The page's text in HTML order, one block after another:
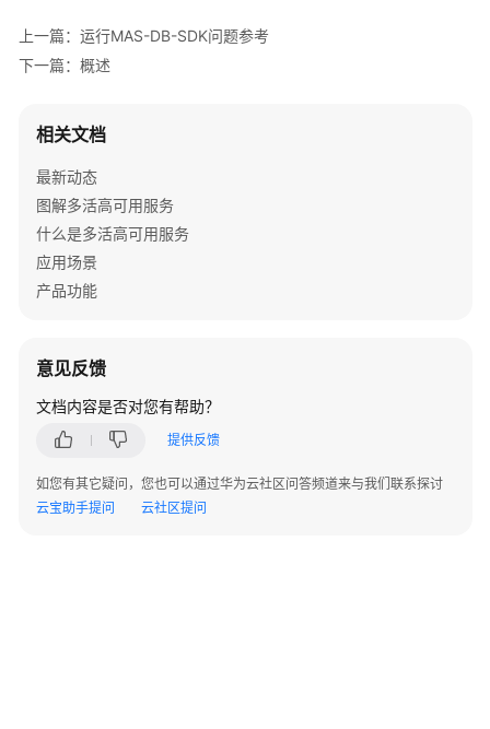
门
用
指
最
佳
践
指
南
MAS-
SDK
使
上一篇：运行MAS-DB-SDK问题参考
下一篇：概述
相关文档
最新动态
图解多活高可用服务
什么是多活高可用服务
应用场景
产品功能
意见反馈
文档内容是否对您有帮助？
提供反馈
如您有其它疑问，您也可以通过华为云社区问答频道来与我们联系探讨
云宝助手提问
云社区提问